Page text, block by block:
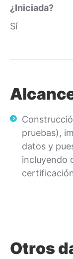
¿Iniciada?
Sí
pruebas),
datos y
incluyendo
Otros